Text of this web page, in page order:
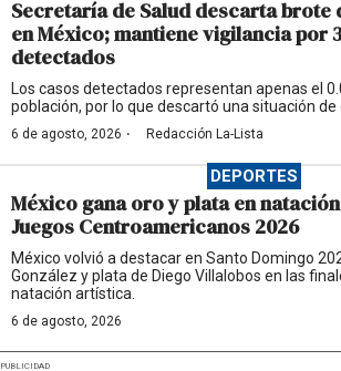
Secretaría de Salud descarta
en México; mantiene vigilancia por
detectados
Los casos detectados representan apenas el
población, por lo que descartó una situación
6 de agosto, 2026 · Redacción La-Lista
DEPORTES
México gana oro y plata en
Juegos Centroamericanos 2026
México volvió a destacar en Santo Domingo
González y plata de Diego Villalobos en las
natación artística.
6 de agosto, 2026
PUBLICIDAD